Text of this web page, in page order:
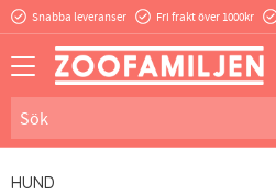
Snabba leveranser Fri frakt över 1000kr
HUND